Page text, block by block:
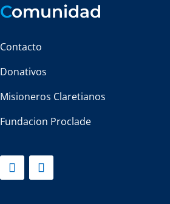
Comunidad
Contacto
Donativos
Misioneros Claretianos
Fundacion Proclade